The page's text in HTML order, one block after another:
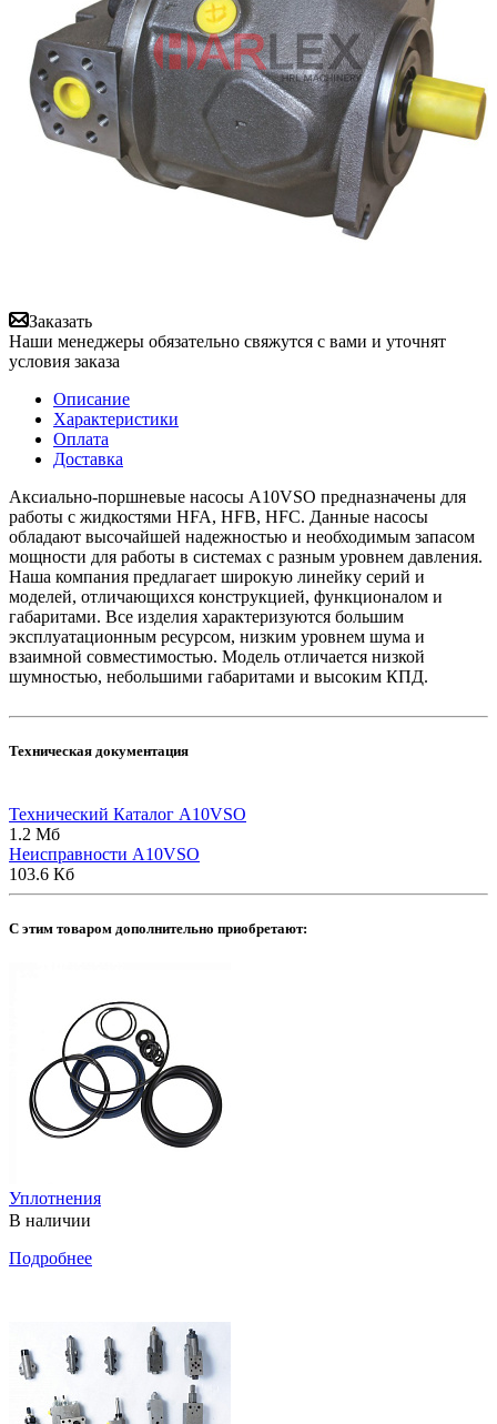
Заказать
Наши менеджеры обязательно свяжутся с вами и уточнят
условия заказа
Описание
Характеристики
Оплата
Доставка
Аксиально-поршневые насосы A10VSO предназначены для
работы с жидкостями HFA, HFB, HFC. Данные насосы
обладают высочайшей надежностью и необходимым запасом
мощности для работы в системах с разным уровнем давления.
Наша компания предлагает широкую линейку серий и
моделей, отличающихся конструкцией, функционалом и
габаритами. Все изделия характеризуются большим
эксплуатационным ресурсом, низким уровнем шума и
взаимной совместимостью. Модель отличается низкой
шумностью, небольшими габаритами и высоким КПД.
Техническая документация
Технический Каталог A10VSO
1.2 Мб
Неисправности A10VSO
103.6 Кб
C этим товаром дополнительно приобретают:
Уплотнения
В наличии
Подробнее